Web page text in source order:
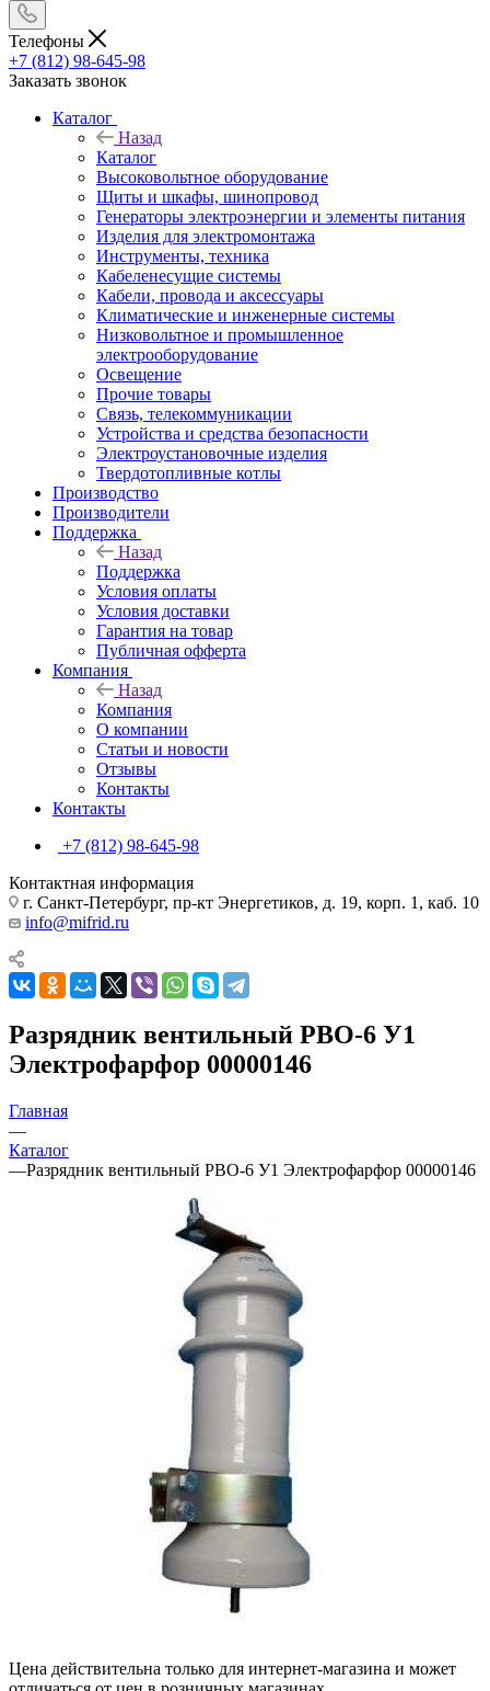
Телефоны
+7 (812) 98-645-98
Заказать звонок
Каталог
Назад
Каталог
Высоковольтное оборудование
Щиты и шкафы, шинопровод
Генераторы электроэнергии и элементы питания
Изделия для электромонтажа
Инструменты, техника
Кабеленесущие системы
Кабели, провода и аксессуары
Климатические и инженерные системы
Низковольтное и промышленное
электрооборудование
Освещение
Прочие товары
Связь, телекоммуникации
Устройства и средства безопасности
Электроустановочные изделия
Твердотопливные котлы
Производство
Производители
Поддержка
Назад
Поддержка
Условия оплаты
Условия доставки
Гарантия на товар
Публичная офферта
Компания
Назад
Компания
О компании
Статьи и новости
Отзывы
Контакты
Контакты
+7 (812) 98-645-98
Контактная информация
г. Санкт-Петербург, пр-кт Энергетиков, д. 19, корп. 1, каб. 10
info@mifrid.ru
Разрядник вентильный РВО-6 У1
Электрофарфор 00000146
Главная
—
Каталог
—Разрядник вентильный РВО-6 У1 Электрофарфор 00000146
Цена действительна только для интернет-магазина и может